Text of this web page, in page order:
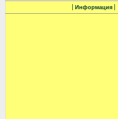
Информация